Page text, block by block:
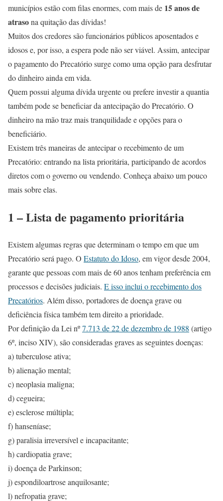
municípios estão com filas enormes, com mais de 15 anos de
atrasona quitação das dívidas!
Muitos dos credores são funcionários públicos aposentados e
idosos e, por isso, a espera pode não ser viável. Assim, antecipar
o pagamento do Precatório surge como uma opção para desfrutar
do dinheiro ainda em vida.
Quem possui alguma dívida urgente ou prefere investir a quantia
também pode se beneficiar da antecipação do Precatório. O
dinheiro na mão traz mais tranquilidade e opções para o
beneficiário.
Existem três maneiras de antecipar o recebimento de um
Precatório: entrando na lista prioritária, participando de acordos
diretos com o governo ou vendendo. Conheça abaixo um pouco
mais sobre elas.
1 – Lista de pagamento prioritária
Existem algumas regras que determinam o tempo em que um
Precatório será pago. O Estatuto do Idoso, em vigor desde 2004,
garante que pessoas com mais de 60 anos tenham preferência em
processos e decisões judiciais. E isso inclui o recebimento dos
Precatórios. Além disso, portadores de doença grave ou
deficiência física também tem direito a prioridade.
Por definição da Lei nº7.713 de 22 de dezembro de 1988 (artigo
6º, inciso XIV), são consideradas graves as seguintes doenças:
a) tuberculose ativa;
b) alienação mental;
c) neoplasia maligna;
d) cegueira;
e) esclerose múltipla;
f) hanseníase;
g) paralisia irreversível e incapacitante;
h) cardiopatia grave;
i) doença de Parkinson;
j) espondiloartrose anquilosante;
l) nefropatia grave;